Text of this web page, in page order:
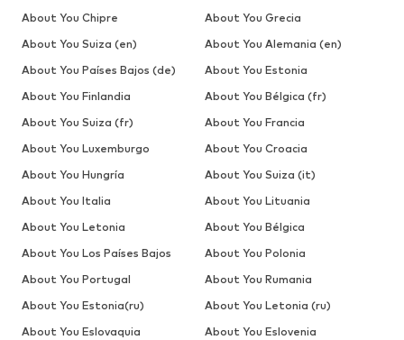
About You Chipre
About You Grecia
About You Suiza (en)
About You Alemania (en)
About You Países Bajos (de)
About You Estonia
About You Finlandia
About You Bélgica (fr)
About You Suiza (fr)
About You Francia
About You Luxemburgo
About You Croacia
About You Hungría
About You Suiza (it)
About You Italia
About You Lituania
About You Letonia
About You Bélgica
About You Los Países Bajos
About You Polonia
About You Portugal
About You Rumania
About You Estonia(ru)
About You Letonia (ru)
About You Eslovaquia
About You Eslovenia